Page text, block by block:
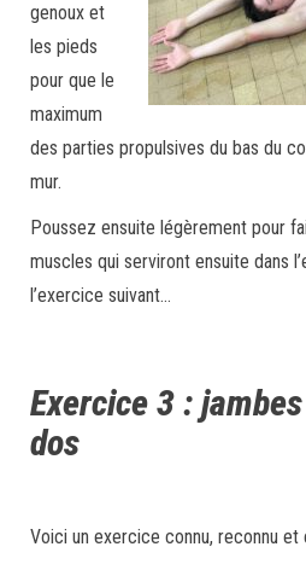
genoux et
les pieds
pour que le
maximum
des parties propulsives du bas du
mur.
Poussez ensuite légèrement pour
muscles qui serviront ensuite dans
l’exercice suivant…
Exercice 3 :
dos
Voici un exercice connu, reconnu et